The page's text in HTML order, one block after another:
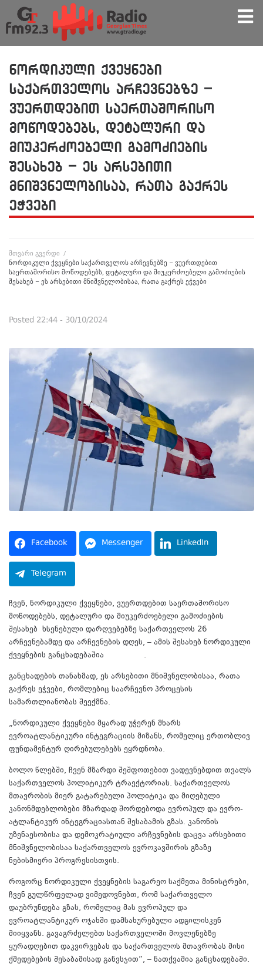
ნორდიკული ქვეყნები
საქართველოს არჩევნებზე –
ვუერთდებით საერთაშორისო
მოწოდებებს, დეტალური და
მიუკერძოებელი გამოძიების
შესახებ – ეს არსებითი
მნიშვნელობისაა, რათა გაქრეს
ეჭვები
მთვარი გვერდი /
ნორდიკული ქვეყნები საქართველოს არჩევნებზე – ვუერთდებით
საერთაშორისო მოწოდებებს, დეტალური და მიუკერძოებელი გამოძიების
შესახებ – ეს არსებითი მნიშვნელობისაა, რათა გაქრეს ეჭვები
Posted 22:44 - 30/10/2024
Facebook Messenger LinkedIn
Telegram
ჩვენ, ნორდიკული ქვეყნები, ვუერთდებით საერთაშორისო
მოწოდებებს, დეტალური და მიუკერძოებელი გამოძიების
შესახებ ხსენებული დარღვებებზე საქართველოს 26
არჩევნებამდე და არჩევნების დღეს, – ამის შესახებ ნორდიკული
ქვეყნების განცხადებაშია
.
განცხადების თანახმად, ეს არსებითი მნიშვნელობისაა, რათა
გაქრეს ეჭვები, რომლებიც საარჩევნო პროცესის
სამართლიანობას შეექმნა.
„ნორდიკული ქვეყნები მყარად უჭერენ მხარს
ევროატლანტიკური ინტეგრაციის მიზანს, რომელიც ერთობლივ
ფუნდამენტურ ღირებულებებს ეყრდნობა.
ბოლო წლებში, ჩვენ მზარდი შეშფოთებით ვადევნებდით თვალს
საქართველოს პოლიტიკურ ტრაექტორიას. საქართველოს
მთავრობის მიერ გატარებული პოლიტიკა და მიღებული
კანონმდებლობები მზარდად შორდებოდა ევროპულ და ევრო-
ატლანტიკურ ინტეგრაციასთან შესაბამის გზას. კანონის
უზენაესობისა და დემოკრატიული არჩევნების დაცვა არსებითი
მნიშვნელობისაა საქართველოს ევროკავშირის გზაზე
ნებისმიერი პროგრესისთვის.
როგორც ნორდიკული ქვეყნების საგარეო საქმეთა მინისტრები,
ჩვენ გულწრფელად ვიმედოვნებთ, რომ საქართველო
დაუბრუნდება გზას, რომელიც მას ევროპულ და
ევროატლანტიკურ ოჯახში დამსახურებული ადგილისკენ
მიიყვანს. გავაგრძელებთ საქართველოში მოვლენებზე
ყურადღებით დაკვირვებას და საქართველოს მთავრობას მისი
ქმედებების შესაბამისად განვსჯით”, – ნათქვამია განცხადებაში.